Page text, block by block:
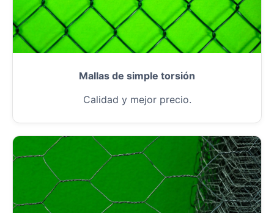
Mallas de simple torsión
Calidad y mejor precio.